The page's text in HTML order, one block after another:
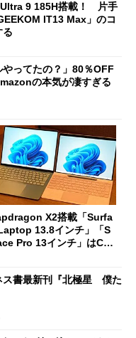
9 185H搭載！ 片手
IT13 Max」のコ
る
やってたの？」80％OFF
の本気が凄すぎる
X2搭載「Surfa
13.8インチ」「S
Pro 13インチ」はCop
ス書最新刊『北極星 僕た